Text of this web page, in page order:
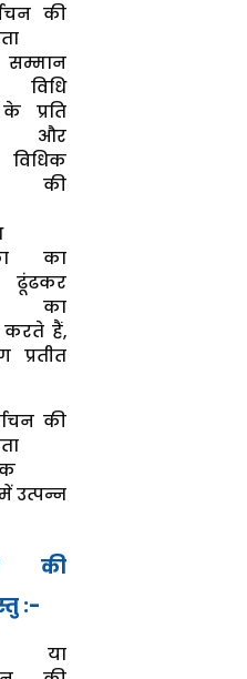
की
सम्मान
विधि
प्रति
और
विधिक
की
का
का
करते हैं,
की
में उत्पन्न
की
:-
या